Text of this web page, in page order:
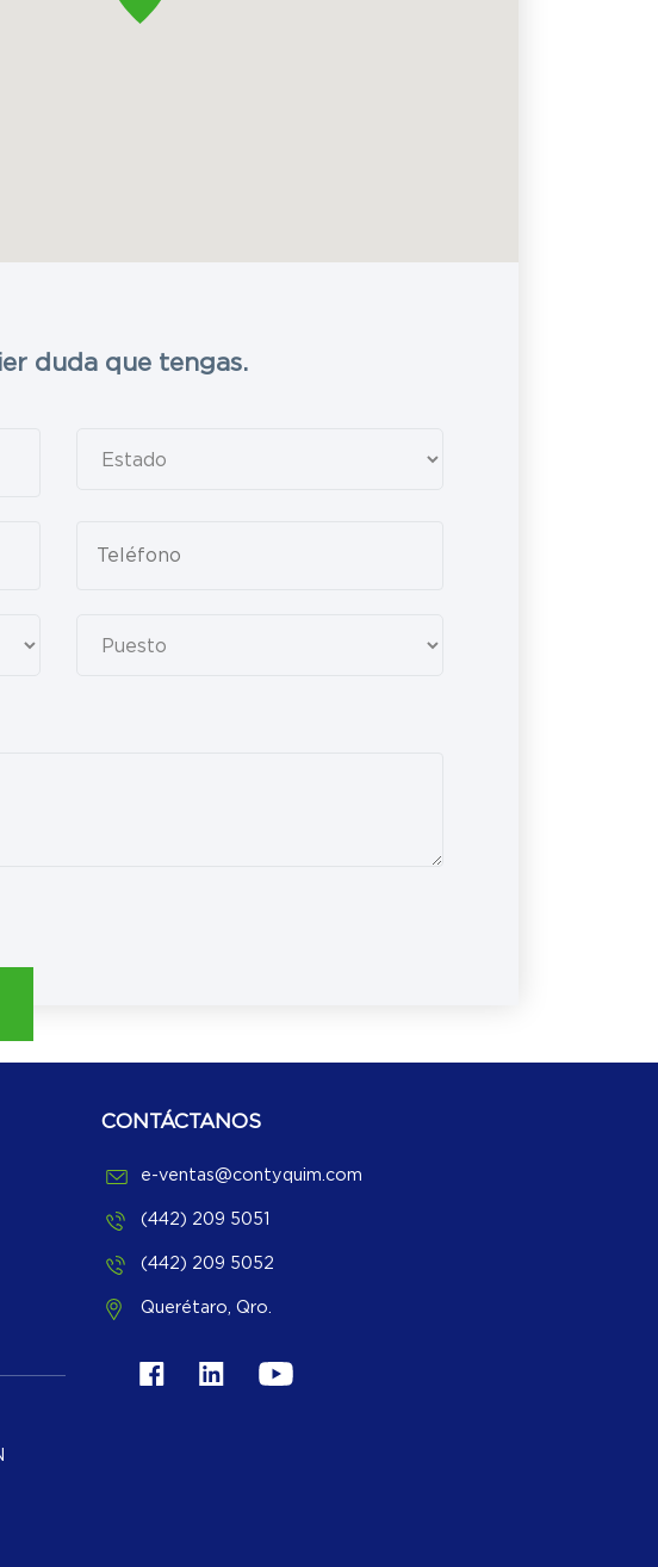
duda que tengas.
CONTÁCTANOS
e-ventas@contyquim.com
(442) 209 5051
(442) 209 5052
Querétaro, Qro.